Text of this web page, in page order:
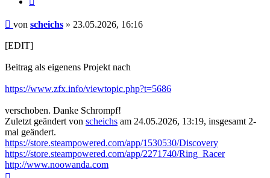
Beitrag
von scheichs » 23.05.2026, 16:16
[EDIT]
Beitrag als eigenens Projekt nach
https://www.zfx.info/viewtopic.php?t=5686
verschoben. Danke Schrompf!
Zuletzt geändert von scheichs am 24.05.2026, 13:19, insgesamt 2-
mal geändert.
https://store.steampowered.com/app/1530530/Discovery
https://store.steampowered.com/app/2271740/Ring_Racer
http://www.noowanda.com